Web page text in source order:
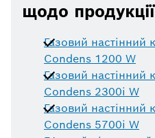
щодо
Газовий настінний
Condens 1200 W
Газовий настінний
Condens 2300i W
Газовий настінний
Condens 5700i W